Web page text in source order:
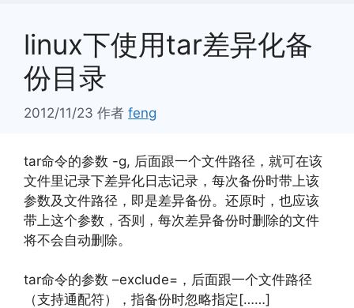
linux下使用tar差异化备
份目录
2012/11/23 作者 feng
tar命令的参数 -g, 后面跟一个文件路径，就可在该
文件里记录下差异化日志记录，每次备份时带上该
参数及文件路径，即是差异备份。还原时，也应该
带上这个参数，否则，每次差异备份时删除的文件
将不会自动删除。
tar命令的参数 –exclude=，后面跟一个文件路径
（支持通配符），指备份时忽略指定[……]